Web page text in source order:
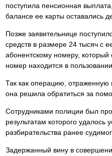
поступила пенсионная
балансе ее карты оставались
Позже заявительнице
средств в размере 24 тысяч с
абонентскому номеру,
номер находится в
Так как операцию, отраженную
она решила обратиться за
Сотрудниками полиции был
результатам которого удалось
разбирательства ранее
Задержанный вину в